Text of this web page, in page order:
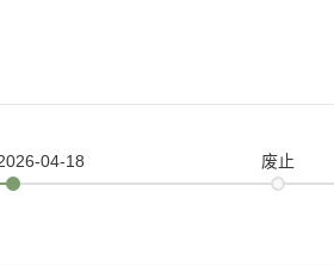
04-18 废止